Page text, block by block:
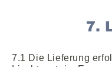
7.
7.1 Die Lieferung